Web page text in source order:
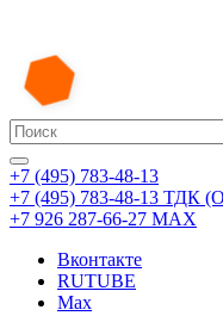
+7 (495) 783-48-13
+7 (495) 783-48-13 ТДК
+7 926 287-66-27 МАХ
Вконтакте
RUTUBE
Max